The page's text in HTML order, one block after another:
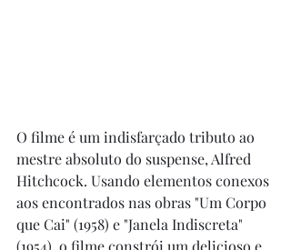
O filme é um indisfarçado tributo ao
mestre absoluto do suspense, Alfred
Hitchcock. Usando elementos conexos
aos encontrados nas obras "Um Corpo
que Cai" (1958) e "Janela Indiscreta"
(1954), o filme constrói um delicioso e